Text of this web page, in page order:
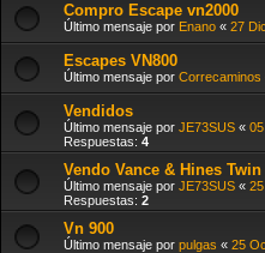
Compro Escape vn2000
Último mensaje por Enano « 27
Escapes VN800
Último mensaje por Correcaminos
Vendidos
Último mensaje por JE73SUS «
Respuestas: 4
Vendo Vance & Hines
Último mensaje por JE73SUS «
Respuestas: 2
Vn 900
Último mensaje por pulgas « 25